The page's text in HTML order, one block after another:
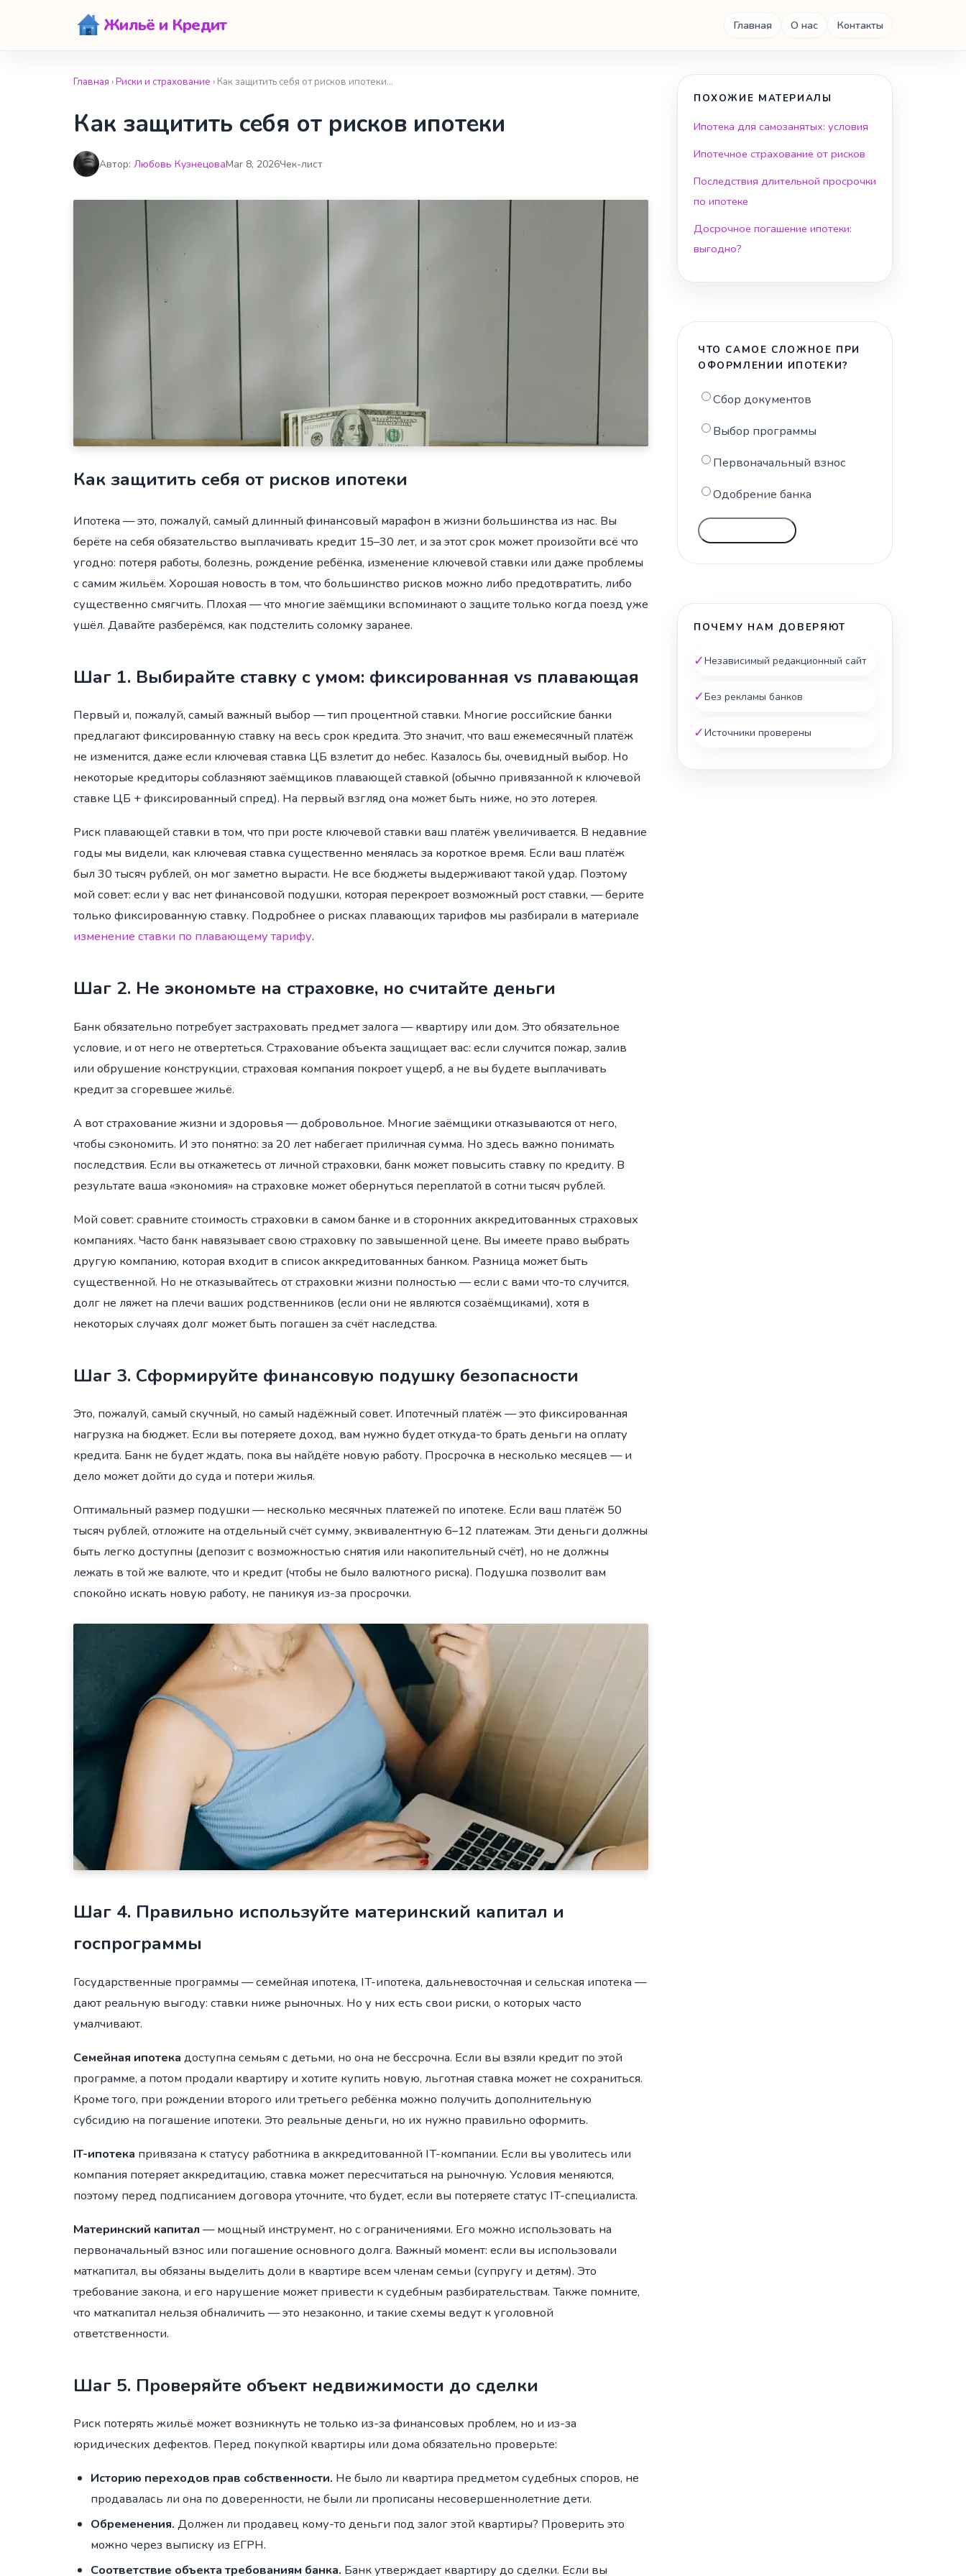
Жильё и Кредит Главная О нас Контакты
Главная ›Риски и страхование › Как защитить себя от рисков ипотеки…
Как защитить себя от рисков ипотеки
Автор: Любовь КузнецоваMar 8, 2026Чек-лист
Как защитить себя от рисков ипотеки
Ипотека — это, пожалуй, самый длинный финансовый марафон в жизни большинства из нас. Вы
берёте на себя обязательство выплачивать кредит 15–30 лет, и за этот срок может произойти всё что
угодно: потеря работы, болезнь, рождение ребёнка, изменение ключевой ставки или даже проблемы
с самим жильём. Хорошая новость в том, что большинство рисков можно либо предотвратить, либо
существенно смягчить. Плохая — что многие заёмщики вспоминают о защите только когда поезд уже
ушёл. Давайте разберёмся, как подстелить соломку заранее.
Шаг 1. Выбирайте ставку с умом: фиксированная vs плавающая
Первый и, пожалуй, самый важный выбор — тип процентной ставки. Многие российские банки
предлагают фиксированную ставку на весь срок кредита. Это значит, что ваш ежемесячный платёж
не изменится, даже если ключевая ставка ЦБ взлетит до небес. Казалось бы, очевидный выбор. Но
некоторые кредиторы соблазняют заёмщиков плавающей ставкой (обычно привязанной к ключевой
ставке ЦБ + фиксированный спред). На первый взгляд она может быть ниже, но это лотерея.
Риск плавающей ставки в том, что при росте ключевой ставки ваш платёж увеличивается. В недавние
годы мы видели, как ключевая ставка существенно менялась за короткое время. Если ваш платёж
был 30 тысяч рублей, он мог заметно вырасти. Не все бюджеты выдерживают такой удар. Поэтому
мой совет: если у вас нет финансовой подушки, которая перекроет возможный рост ставки, — берите
только фиксированную ставку. Подробнее о рисках плавающих тарифов мы разбирали в материале
изменение ставки по плавающему тарифу.
Шаг 2. Не экономьте на страховке, но считайте деньги
Банк обязательно потребует застраховать предмет залога — квартиру или дом. Это обязательное
условие, и от него не отвертеться. Страхование объекта защищает вас: если случится пожар, залив
или обрушение конструкции, страховая компания покроет ущерб, а не вы будете выплачивать
кредит за сгоревшее жильё.
А вот страхование жизни и здоровья — добровольное. Многие заёмщики отказываются от него,
чтобы сэкономить. И это понятно: за 20 лет набегает приличная сумма. Но здесь важно понимать
последствия. Если вы откажетесь от личной страховки, банк может повысить ставку по кредиту. В
результате ваша «экономия» на страховке может обернуться переплатой в сотни тысяч рублей.
Мой совет: сравните стоимость страховки в самом банке и в сторонних аккредитованных страховых
компаниях. Часто банк навязывает свою страховку по завышенной цене. Вы имеете право выбрать
другую компанию, которая входит в список аккредитованных банком. Разница может быть
существенной. Но не отказывайтесь от страховки жизни полностью — если с вами что-то случится,
долг не ляжет на плечи ваших родственников (если они не являются созаёмщиками), хотя в
некоторых случаях долг может быть погашен за счёт наследства.
Шаг 3. Сформируйте финансовую подушку безопасности
Это, пожалуй, самый скучный, но самый надёжный совет. Ипотечный платёж — это фиксированная
нагрузка на бюджет. Если вы потеряете доход, вам нужно будет откуда-то брать деньги на оплату
кредита. Банк не будет ждать, пока вы найдёте новую работу. Просрочка в несколько месяцев — и
дело может дойти до суда и потери жилья.
Оптимальный размер подушки — несколько месячных платежей по ипотеке. Если ваш платёж 50
тысяч рублей, отложите на отдельный счёт сумму, эквивалентную 6–12 платежам. Эти деньги должны
быть легко доступны (депозит с возможностью снятия или накопительный счёт), но не должны
лежать в той же валюте, что и кредит (чтобы не было валютного риска). Подушка позволит вам
спокойно искать новую работу, не паникуя из-за просрочки.
Шаг 4. Правильно используйте материнский капитал и
госпрограммы
Государственные программы — семейная ипотека, IT-ипотека, дальневосточная и сельская ипотека —
дают реальную выгоду: ставки ниже рыночных. Но у них есть свои риски, о которых часто
умалчивают.
Семейная ипотека доступна семьям с детьми, но она не бессрочна. Если вы взяли кредит по этой
программе, а потом продали квартиру и хотите купить новую, льготная ставка может не сохраниться.
Кроме того, при рождении второго или третьего ребёнка можно получить дополнительную
субсидию на погашение ипотеки. Это реальные деньги, но их нужно правильно оформить.
IT-ипотека привязана к статусу работника в аккредитованной IT-компании. Если вы уволитесь или
компания потеряет аккредитацию, ставка может пересчитаться на рыночную. Условия меняются,
поэтому перед подписанием договора уточните, что будет, если вы потеряете статус IT-специалиста.
Материнский капитал — мощный инструмент, но с ограничениями. Его можно использовать на
первоначальный взнос или погашение основного долга. Важный момент: если вы использовали
маткапитал, вы обязаны выделить доли в квартире всем членам семьи (супругу и детям). Это
требование закона, и его нарушение может привести к судебным разбирательствам. Также помните,
что маткапитал нельзя обналичить — это незаконно, и такие схемы ведут к уголовной
ответственности.
Шаг 5. Проверяйте объект недвижимости до сделки
Риск потерять жильё может возникнуть не только из-за финансовых проблем, но и из-за
юридических дефектов. Перед покупкой квартиры или дома обязательно проверьте:
Историю переходов прав собственности. Не было ли квартира предметом судебных споров, не
продавалась ли она по доверенности, не были ли прописаны несовершеннолетние дети.
Обременения. Должен ли продавец кому-то деньги под залог этой квартиры? Проверить это
можно через выписку из ЕГРН.
Соответствие объекта требованиям банка. Банк утверждает квартиру до сделки. Если вы
ПОХОЖИЕ МАТЕРИАЛЫ
Ипотека для самозанятых: условия
Ипотечное страхование от рисков
Последствия длительной просрочки
по ипотеке
Досрочное погашение ипотеки:
выгодно?
ЧТО САМОЕ СЛОЖНОЕ ПРИ
ОФОРМЛЕНИИ ИПОТЕКИ?
Сбор документов
Выбор программы
Первоначальный взнос
Одобрение банка
ПОЧЕМУ НАМ ДОВЕРЯЮТ
✓Независимый редакционный сайт
✓Без рекламы банков
✓Источники проверены